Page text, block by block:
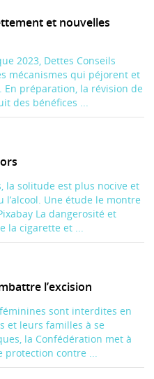
et nouvelles
2023, Dettes Conseils
mécanismes qui péjorent et
En préparation, la révision de
des bénéfices ...
la solitude est plus nocive et
Une étude le montre
La dangerosité et
la cigarette et ...
l’excision
sont interdites en
et leurs familles à se
la Confédération met à
protection contre ...